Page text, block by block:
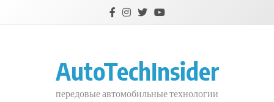
AutoTechInsider
передовые автомобильные технологии